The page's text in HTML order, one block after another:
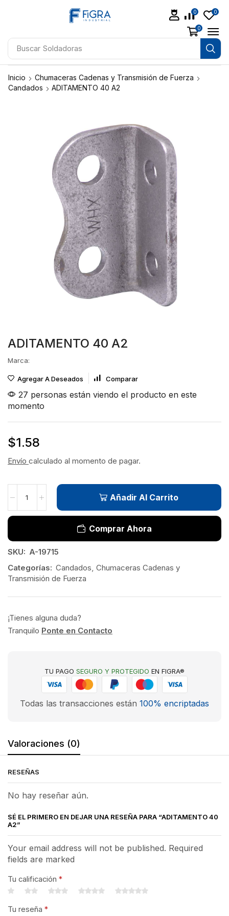
Buscar Aceites
0 0
0
Inicio
Chumaceras Cadenas y Transmisión de Fuerza
Candados
ADITAMENTO 40 A2
ADITAMENTO 40 A2
Marca:
Agregar A Deseados Comparar
27 personas están viendo el producto en este
momento
$1.58
Envío calculado al momento de pagar.
Añadir Al Carrito
Comprar Ahora
SKU: A-19715
Categorías: Candados, Chumaceras Cadenas y
Transmisión de Fuerza
¡Tienes alguna duda?
Tranquilo Ponte en Contacto
TU PAGO SEGURO Y PROTEGIDO EN FIGRA®
Todas las transacciones están 100% encriptadas
Valoraciones (0)
RESEÑAS
No hay reseñar aún.
SÉ EL PRIMERO EN DEJAR UNA RESEÑA PARA “ADITAMENTO 40
A2”
Your email address will not be published. Required
fields are marked
Tu calificación *
Tu reseña *